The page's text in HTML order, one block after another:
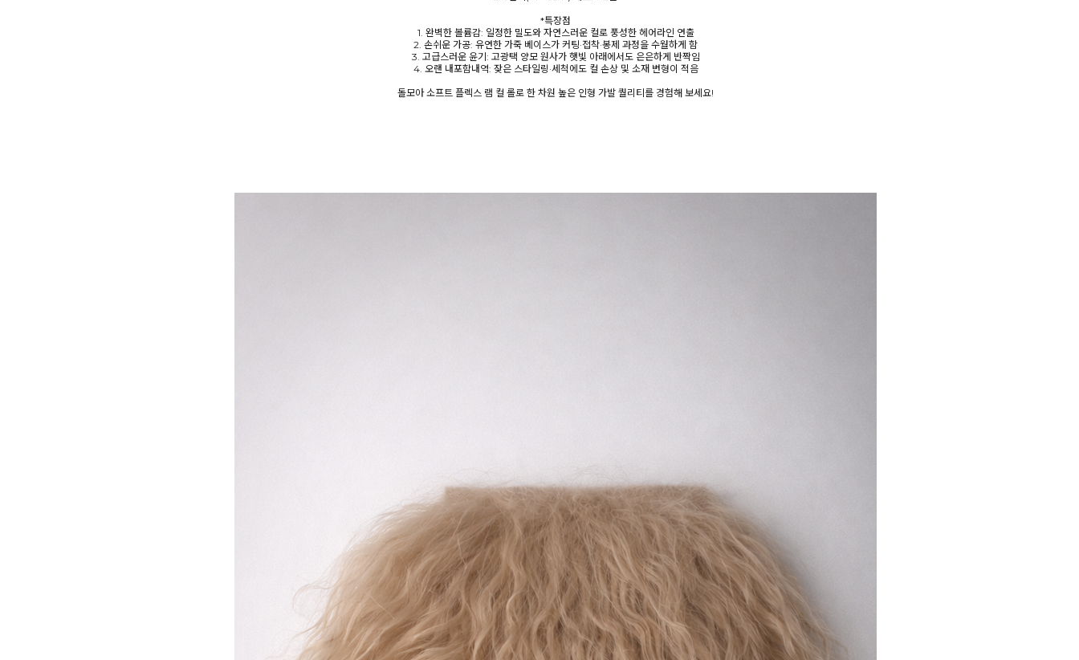
*특장점
1. 완벽한 볼륨감: 일정한 밀도와 자연스러운 컬로 풍성한 헤어라인 연출
2. 손쉬운 가공: 유연한 가죽 베이스가 커팅·접착·봉제 과정을 수월하게 함
3. 고급스러운 윤기: 고광택 양모 원사가 햇빛 아래에서도 은은하게 반짝임
4. 오랜 내포함내역: 잦은 스타일링·세척에도 컬 손상 및 소재 변형이 적음
돌모아 소프트 플렉스 램 컬 롤로 한 차원 높은 인형 가발 퀄리티를 경험해 보세요!